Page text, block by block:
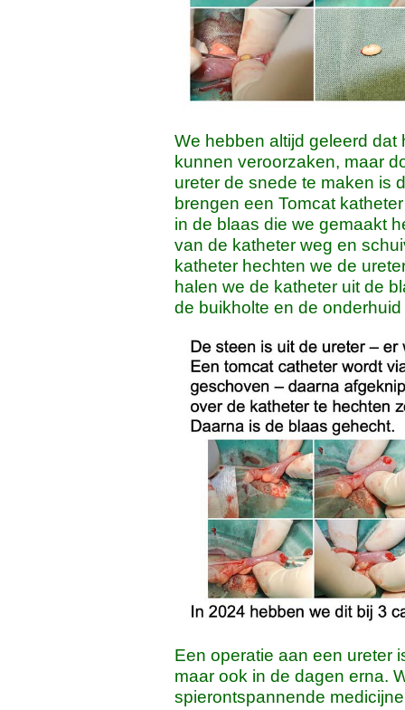
We hebben altijd geleerd
kunnen veroorzaken, maar
ureter de snede te maken is
brengen een Tomcat
in de blaas die we gemaakt
van de katheter weg en
katheter hechten we de
halen we de katheter uit de
de buikholte en de
Een operatie aan een ureter
maar ook in de dagen erna.
spierontspannende